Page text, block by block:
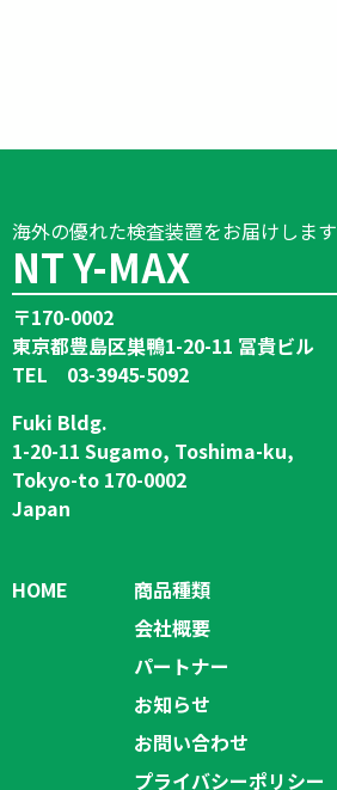
海外の優れた検査装置をお届けします
NT Y-MAX
〒170-0002
東京都豊島区巣鴨1-20-11 冨貴ビル
TEL 03-3945-5092
Fuki Bldg.
1-20-11 Sugamo, Toshima-ku,
Tokyo-to 170-0002
Japan
HOME
商品種類
会社概要
パートナー
お知らせ
お問い合わせ
プライバシーポリシー